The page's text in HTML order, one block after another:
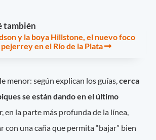
también
y la boya Hillstone, el nuevo foco
en el Río de la Plata
menor: según explican los guías,cerca
se están dando en el último
en la parte más profunda de la línea,
con una caña que permita “bajar” bien